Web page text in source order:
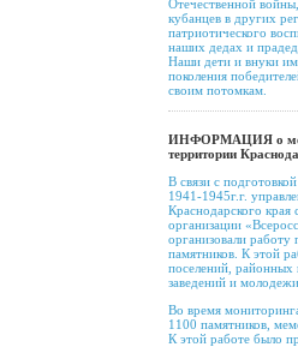
Отечественной
кубанцев в других
патриотического
наших дедах и
Наши дети и внуки
поколения
своим потомкам.
ИНФОРМАЦИЯ о
территории
В связи с
1941-1945г.г.
Краснодарского
организации
организовали
памятников. К этой
поселений, районных
заведений и
Во время
1100 памятников,
К этой работе было